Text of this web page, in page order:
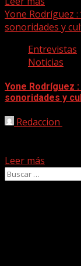
Yone Rodríguez
sonoridades y
Entrevistas
Noticias
Yone Rodríguez
sonoridades y
Redaccion
Leer más
Buscar: